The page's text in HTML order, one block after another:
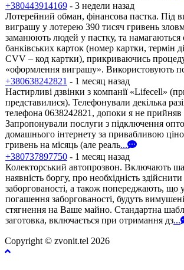
+380443914169 - 3 недели назад
Лотерейний обман, фінансова пастка. Під
виграшу у лотерею 390 тисяч гривень
заманюють людей у пастку, та намагаються
банківських карток (номер картки, термін
CVV – код картки), прикриваючись
«оформлення виграшу». Використовують
+380638242821 - 1 месяц назад
Настирливі дзвінки з компанії «Lifecell»
представилися). Телефонували декілька
телефона 0638242821, допоки я не прийняв
Запропонували послуги з підключення
домашнього інтернету за привабливою
гривень на місяць (але реаль...
+380737897750 - 1 месяц назад
Колекторський автопрозвон. Включають
наявність боргу, про необхідність
заборгованості, а також попереджають, що
погашення заборгованості, будуть
стягнення на Ваше майно. Стандартна
заготовка, включається при отримання дз...
Copyright © zvonit.tel 2026